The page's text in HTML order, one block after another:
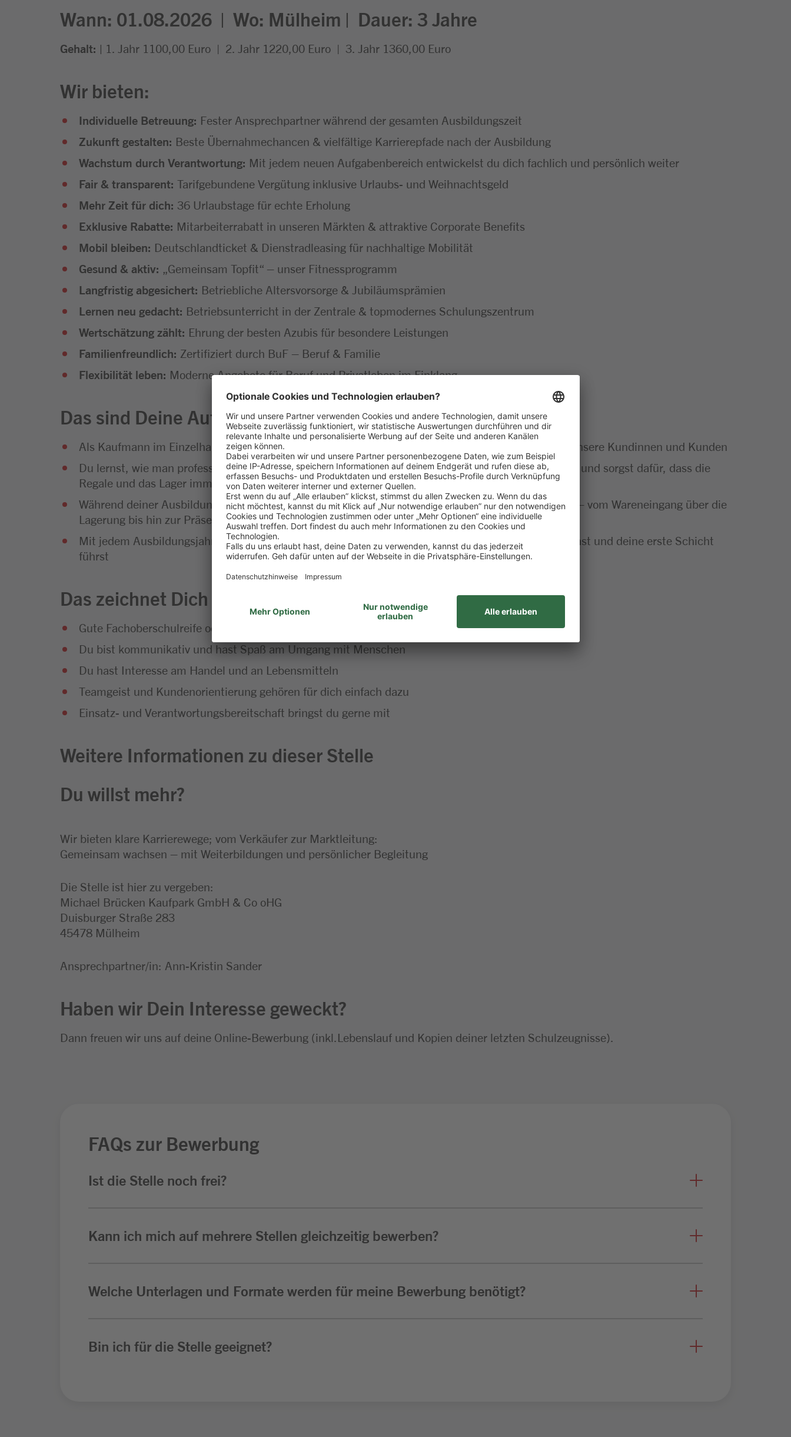
Wann: 01.08.2026 | Wo: Mülheim | Dauer: 3 Jahre
Gehalt: | 1. Jahr 1100,00 Euro | 2. Jahr 1220,00 Euro | 3. Jahr 1360,00 Euro
Wir bieten:
Individuelle Betreuung: Fester Ansprechpartner während der gesamten Ausbildungszeit
Zukunft gestalten: Beste Übernahmechancen & vielfältige Karrierepfade nach der Ausbildung
Wachstum durch Verantwortung: Mit jedem neuen Aufgabenbereich entwickelst du dich fachlich und persönlich weiter
Fair & transparent: Tarifgebundene Vergütung inklusive Urlaubs- und Weihnachtsgeld
Mehr Zeit für dich: 36 Urlaubstage für echte Erholung
Exklusive Rabatte: Mitarbeiterrabatt in unseren Märkten & attraktive Corporate Benefits
Mobil bleiben: Deutschlandticket & Dienstradleasing für nachhaltige Mobilität
Gesund & aktiv:
„Gemeinsam Topfit“ – unser Fitnessprogramm
Langfristig abgesichert: Betriebliche Altersvorsorge & Jubiläumsprämien
Lernen neu gedacht: Betriebsunterricht in der Zentrale & topmodernes Schulungszentrum
Wertschätzung zählt: Ehrung der besten Azubis für besondere Leistungen
Familienfreundlich: Zertifiziert durch BuF – Beruf & Familie
Flexibilität leben: Moderne Angebote für Beruf und Privatleben im Einklang
Das sind Deine Aufgaben
Als Kaufmann im Einzelhandel bist du das Gesicht unseres Marktes – erster Ansprechpartner für unsere Kundinnen und Kunden
Du lernst, wie man professionelle Verkaufsgespräche führt, wirst zum Experten für unser Sortiment und sorgst dafür, dass die
Regale und das Lager immer gut gefüllt sind
Während deiner Ausbildung wirst du mit allen wichtigen Einzelhandelsprozessen vertraut gemacht – vom Wareneingang über die
Lagerung bis hin zur Präsentation und dem Verkauf
Mit jedem Ausbildungsjahr wächst deine Verantwortung – bis du schließlich selbst den Einsatz planst und deine erste Schicht
führst
Das zeichnet Dich aus
Gute Fachoberschulreife oder Fachabitur
Du bist kommunikativ und hast Spaß am Umgang mit Menschen
Du hast Interesse am Handel und an Lebensmitteln
Teamgeist und Kundenorientierung gehören für dich einfach dazu
Einsatz- und Verantwortungsbereitschaft bringst du gerne mit
Weitere Informationen zu dieser Stelle
Du willst mehr?
Wir bieten klare Karrierewege; vom Verkäufer zur Marktleitung:
Gemeinsam wachsen – mit Weiterbildungen und persönlicher Begleitung
Die Stelle ist hier zu vergeben:
Michael Brücken Kaufpark GmbH & Co oHG
Duisburger Straße 283
45478 Mülheim
Ansprechpartner/in: Ann-Kristin Sander
Haben wir Dein Interesse geweckt?
Dann freuen wir uns auf deine Online-Bewerbung (inkl.Lebenslauf und Kopien deiner letzten Schulzeugnisse).
FAQs zur Bewerbung
Ist die Stelle noch frei?
Kann ich mich auf mehrere Stellen gleichzeitig bewerben?
Welche Unterlagen und Formate werden für meine Bewerbung benötigt?
Bin ich für die Stelle geeignet?